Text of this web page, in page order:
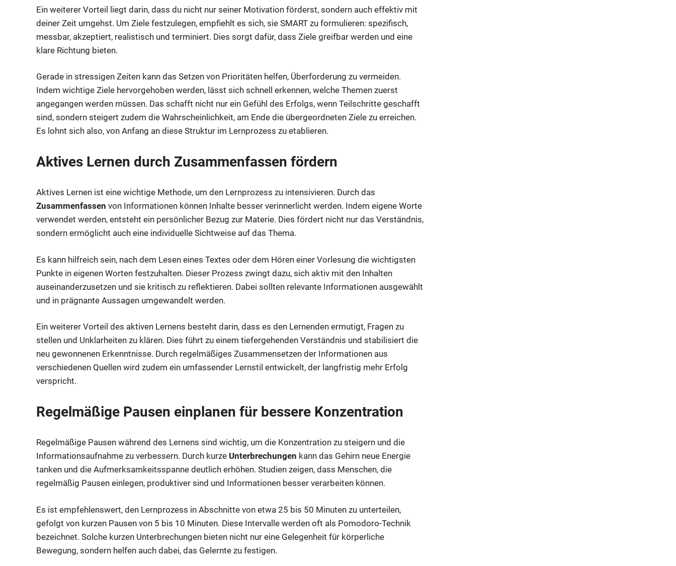
Ein weiterer Vorteil liegt darin, dass du nicht nur seiner Motivation förderst, sondern auch effektiv mit
deiner Zeit umgehst. Um Ziele festzulegen, empfiehlt es sich, sie SMART zu formulieren: spezifisch,
messbar, akzeptiert, realistisch und terminiert. Dies sorgt dafür, dass Ziele greifbar werden und eine
klare Richtung bieten.
Gerade in stressigen Zeiten kann das Setzen von Prioritäten helfen, Überforderung zu vermeiden.
Indem wichtige Ziele hervorgehoben werden, lässt sich schnell erkennen, welche Themen zuerst
angegangen werden müssen. Das schafft nicht nur ein Gefühl des Erfolgs, wenn Teilschritte geschafft
sind, sondern steigert zudem die Wahrscheinlichkeit, am Ende die übergeordneten Ziele zu erreichen.
Es lohnt sich also, von Anfang an diese Struktur im Lernprozess zu etablieren.
Aktives Lernen durch Zusammenfassen fördern
Aktives Lernen ist eine wichtige Methode, um den Lernprozess zu intensivieren. Durch das
Zusammenfassen von Informationen können Inhalte besser verinnerlicht werden. Indem eigene Worte
verwendet werden, entsteht ein persönlicher Bezug zur Materie. Dies fördert nicht nur das Verständnis,
sondern ermöglicht auch eine individuelle Sichtweise auf das Thema.
Es kann hilfreich sein, nach dem Lesen eines Textes oder dem Hören einer Vorlesung die wichtigsten
Punkte in eigenen Worten festzuhalten. Dieser Prozess zwingt dazu, sich aktiv mit den Inhalten
auseinanderzusetzen und sie kritisch zu reflektieren. Dabei sollten relevante Informationen ausgewählt
und in prägnante Aussagen umgewandelt werden.
Ein weiterer Vorteil des aktiven Lernens besteht darin, dass es den Lernenden ermutigt, Fragen zu
stellen und Unklarheiten zu klären. Dies führt zu einem tiefergehenden Verständnis und stabilisiert die
neu gewonnenen Erkenntnisse. Durch regelmäßiges Zusammensetzen der Informationen aus
verschiedenen Quellen wird zudem ein umfassender Lernstil entwickelt, der langfristig mehr Erfolg
verspricht.
Regelmäßige Pausen einplanen für bessere Konzentration
Regelmäßige Pausen während des Lernens sind wichtig, um die Konzentration zu steigern und die
Informationsaufnahme zu verbessern. Durch kurze Unterbrechungen kann das Gehirn neue Energie
tanken und die Aufmerksamkeitsspanne deutlich erhöhen. Studien zeigen, dass Menschen, die
regelmäßig Pausen einlegen, produktiver sind und Informationen besser verarbeiten können.
Es ist empfehlenswert, den Lernprozess in Abschnitte von etwa 25 bis 50 Minuten zu unterteilen,
gefolgt von kurzen Pausen von 5 bis 10 Minuten. Diese Intervalle werden oft als Pomodoro-Technik
bezeichnet. Solche kurzen Unterbrechungen bieten nicht nur eine Gelegenheit für körperliche
Bewegung, sondern helfen auch dabei, das Gelernte zu festigen.